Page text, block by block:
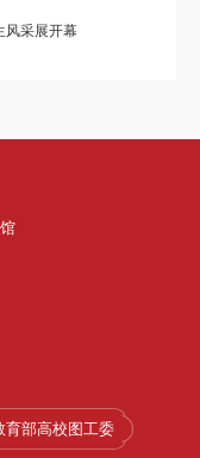
风采展开幕
育部高校图工委